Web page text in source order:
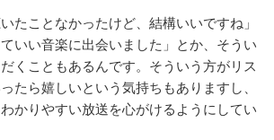
たことなかったけど、結構いいですね」
いい音楽に出会いました」とか、そうい
くこともあるんです。そういう方がリス
たら嬉しいという気持ちもありますし、
かりやすい放送を心がけるようにしてい